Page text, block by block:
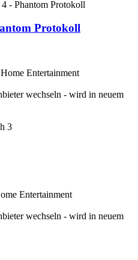
Protokoll
Entertainment
wechseln - wird in neuem
Entertainment
wechseln - wird in neuem